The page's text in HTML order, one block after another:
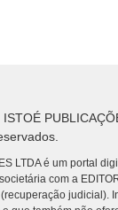
LTDA é um portal
com a
(recuperação judicial).